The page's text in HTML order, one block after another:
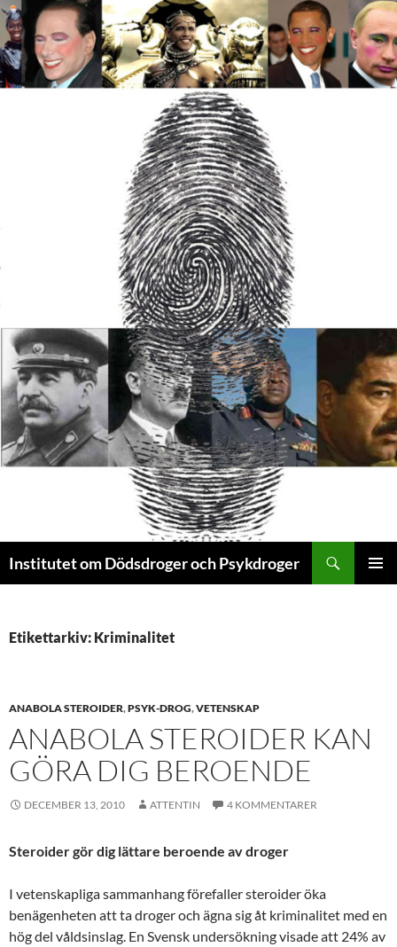
Institutet om Dödsdroger och Psykdroger
Etikettarkiv: Kriminalitet
ANABOLA STEROIDER,PSYK-DROG,VETENSKAP
ANABOLA STEROIDER KAN
GÖRA DIG BEROENDE
DECEMBER 13, 2010 ATTENTIN 4 KOMMENTARER
Steroider gör dig lättare beroende av droger
I vetenskapliga sammanhang förefaller steroider öka
benägenheten att ta droger och ägna sig åt kriminalitet med en
hög del våldsinslag. En Svensk undersökning visade att 24% av